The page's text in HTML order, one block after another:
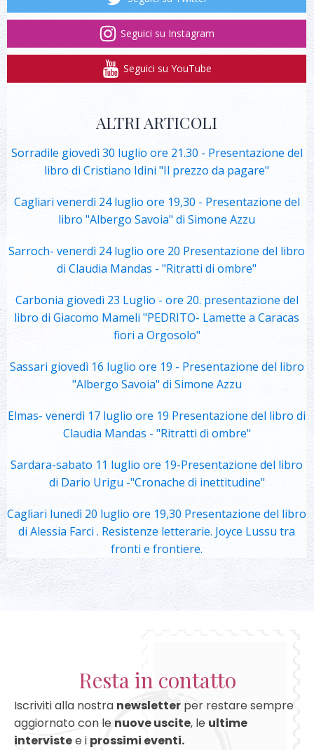
Seguici su Instagram
Seguici su YouTube
ALTRI ARTICOLI
Sorradile giovedì 30 luglio ore 21.30 - Presentazione del
libro di Cristiano Idini "Il prezzo da pagare"
Cagliari venerdì 24 luglio ore 19,30 - Presentazione del
libro "Albergo Savoia" di Simone Azzu
Sarroch- venerdì 24 luglio ore 20 Presentazione del libro
di Claudia Mandas - "Ritratti di ombre"
Carbonia giovedì 23 Luglio - ore 20. presentazione del
libro di Giacomo Mameli "PEDRITO- Lamette a Caracas
fiori a Orgosolo"
Sassari giovedì 16 luglio ore 19 - Presentazione del libro
"Albergo Savoia" di Simone Azzu
Elmas- venerdì 17 luglio ore 19 Presentazione del libro di
Claudia Mandas - "Ritratti di ombre"
Sardara-sabato 11 luglio ore 19-Presentazione del libro
di Dario Urigu -"Cronache di inettitudine"
Cagliari lunedì 20 luglio ore 19,30 Presentazione del libro
di Alessia Farci . Resistenze letterarie. Joyce Lussu tra
fronti e frontiere.
Resta in contatto
Iscriviti alla nostra newsletter per restare sempre
aggiornato con le nuove uscite, le ultime
intervistee i prossimi eventi.